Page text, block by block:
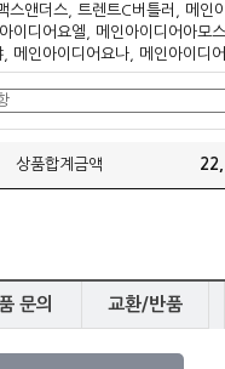
앤더스, 트렌트C버틀러, 메인
이디어요엘, 메인아이디어아모
, 메인아이디어요나, 메인아이디
상품합계금액
문의 교환/반품